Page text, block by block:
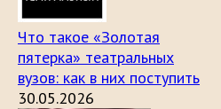
Что такое «Золотая
пятерка» театральных
вузов: как в них поступить
30.05.2026